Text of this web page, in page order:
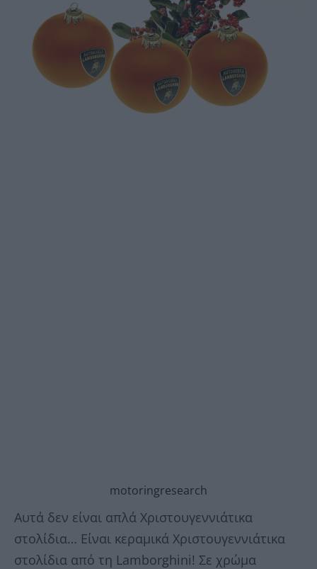
motoringresearch
Αυτά δεν είναι απλά Χριστουγεννιάτικα
στολίδια… Είναι κεραμικά Χριστουγεννιάτικα
στολίδια από τη Lamborghini! Σε χρώμα